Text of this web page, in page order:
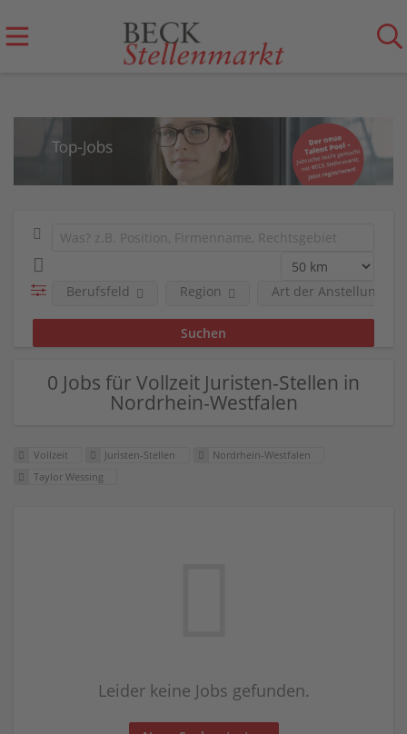
Berufsfeld Region Art der Anstellung
0 Jobs für Vollzeit Juristen-Stellen in
Nordrhein-Westfalen
Vollzeit Juristen-Stellen
Nordrhein-Westfalen
Taylor Wessing
Leider keine Jobs gefunden.